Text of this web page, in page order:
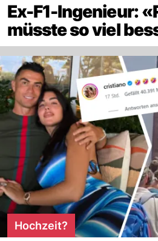
Ex-F1-Ingenieur:
müsste so viel
Hochzeit?